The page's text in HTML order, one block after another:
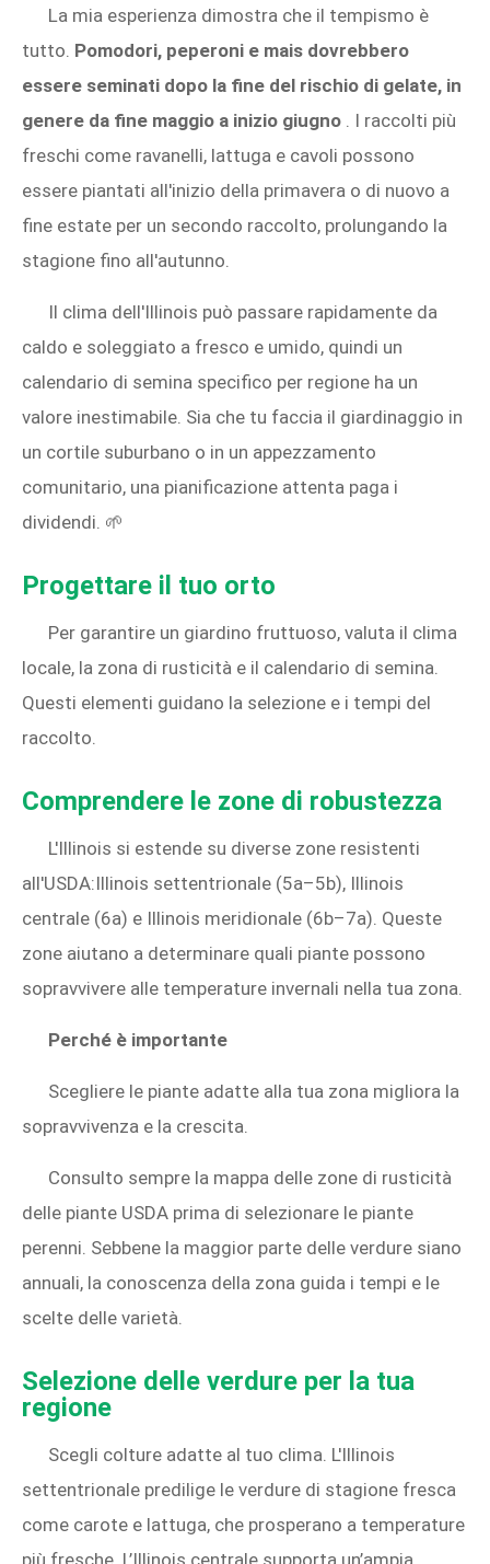
La mia esperienza dimostra che il tempismo è
tutto. Pomodori, peperoni e mais dovrebbero
essere seminati dopo la fine del rischio di gelate, in
genere da fine maggio a inizio giugno . I raccolti più
freschi come ravanelli, lattuga e cavoli possono
essere piantati all'inizio della primavera o di nuovo a
fine estate per un secondo raccolto, prolungando la
stagione fino all'autunno.
Il clima dell'Illinois può passare rapidamente da
caldo e soleggiato a fresco e umido, quindi un
calendario di semina specifico per regione ha un
valore inestimabile. Sia che tu faccia il giardinaggio in
un cortile suburbano o in un appezzamento
comunitario, una pianificazione attenta paga i
dividendi. 🌱
Progettare il tuo orto
Per garantire un giardino fruttuoso, valuta il clima
locale, la zona di rusticità e il calendario di semina.
Questi elementi guidano la selezione e i tempi del
raccolto.
Comprendere le zone di robustezza
L'Illinois si estende su diverse zone resistenti
all'USDA:Illinois settentrionale (5a–5b), Illinois
centrale (6a) e Illinois meridionale (6b–7a). Queste
zone aiutano a determinare quali piante possono
sopravvivere alle temperature invernali nella tua zona.
Perché è importante
Scegliere le piante adatte alla tua zona migliora la
sopravvivenza e la crescita.
Consulto sempre la mappa delle zone di rusticità
delle piante USDA prima di selezionare le piante
perenni. Sebbene la maggior parte delle verdure siano
annuali, la conoscenza della zona guida i tempi e le
scelte delle varietà.
Selezione delle verdure per la tua
regione
Scegli colture adatte al tuo clima. L'Illinois
settentrionale predilige le verdure di stagione fresca
come carote e lattuga, che prosperano a temperature
più fresche. L’Illinois centrale supporta un’ampia